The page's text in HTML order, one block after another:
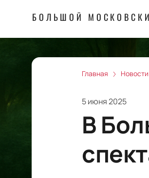
БОЛЬШОЙ
Главная Новости
5 июня 2025
В